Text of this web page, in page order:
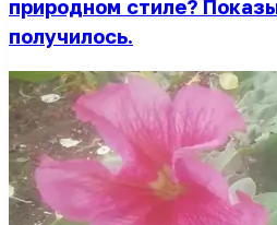
природном стиле?
получилось.